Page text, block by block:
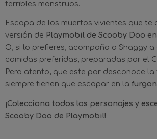
terribles monstruos.
Escapa de los muertos vivientes que te
versión de Playmobil de Scooby Doo
O, si lo prefieres, acompaña a Shaggy a
comidas preferidas, preparadas por el
Pero atento, que este par desconoce
siempre tienen que escapar en la
¡Colecciona todos los personajes y
Scooby Doo de Playmobil!